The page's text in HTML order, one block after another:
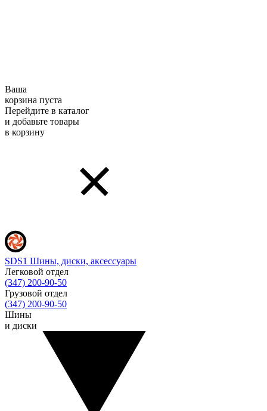
Ваша
корзина пуста
Перейдите в каталог
и добавьте товары
в корзину
SDS1 Шины, диски, аксессуары
Легковой отдел
(347) 200-90-50
Грузовой отдел
(347) 200-90-50
Шины
и диски